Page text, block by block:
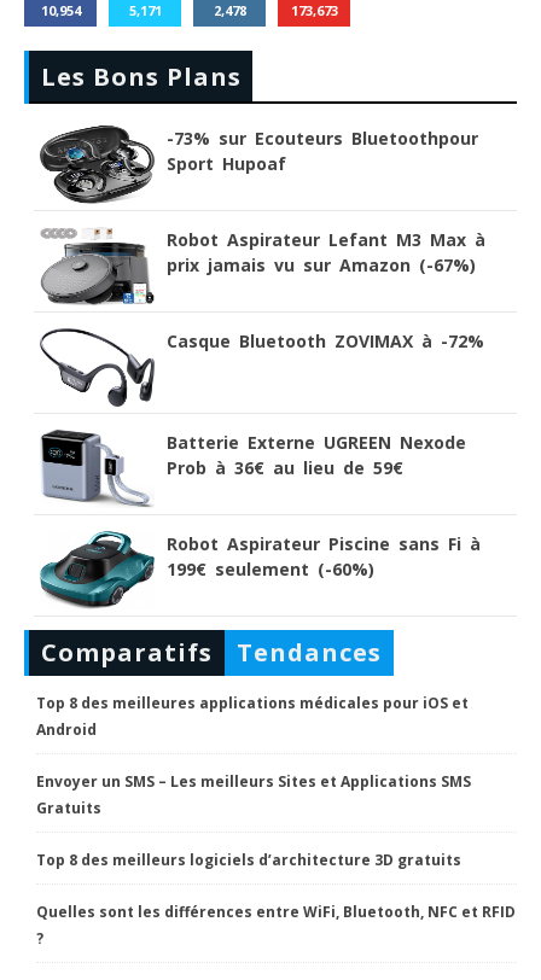
10,954 5,171 2,478 173,673
Les Bons Plans
-73% sur Ecouteurs Bluetoothpour
Sport Hupoaf
Robot Aspirateur Lefant M3 Max à
prix jamais vu sur Amazon (-67%)
Casque Bluetooth ZOVIMAX à -72%
Batterie Externe UGREEN Nexode
Prob à 36€ au lieu de 59€
Robot Aspirateur Piscine sans Fi à
199€ seulement (-60%)
Comparatifs Tendances
Top 8 des meilleures applications médicales pour iOS et
Android
Envoyer un SMS – Les meilleurs Sites et Applications SMS
Gratuits
Top 8 des meilleurs logiciels d’architecture 3D gratuits
Quelles sont les différences entre WiFi, Bluetooth, NFC et RFID
?